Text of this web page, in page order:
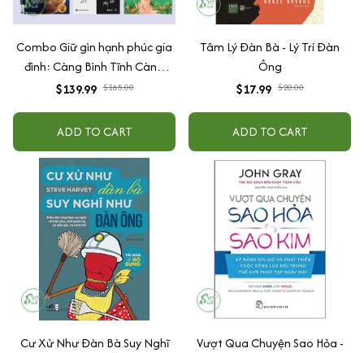
Combo Giữ gìn hạnh phúc gia
đình: Càng Bình Tĩnh Càng
Hạnh Phúc + Yêu Trong Tỉnh
Đạo Tập 1+ Kiến Tạo Gia Đình
Bạn Đạo Tập 2 + Đàn Ông Sao
Hỏa - Đàn Bà Sao Kim + Đồng
Cảm Trong Hôn Nhân: Yêu
Trọn Vẹn Cả
$139.99 $165.00
ADD TO CART
Tâm Lý Đàn Bà - Lý Trí Đàn
Ông
$17.99 $20.00
ADD TO CART
Cư Xử Như Đàn Bà Suy Nghĩ
Vượt Qua Chuyện Sao Hỏa -